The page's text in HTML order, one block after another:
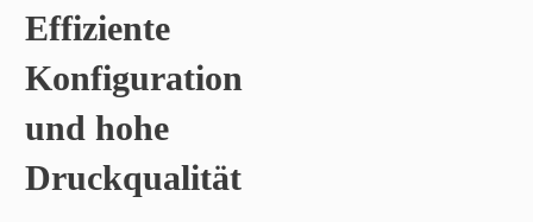
Effiziente
Konfiguration
und hohe
Druckqualität